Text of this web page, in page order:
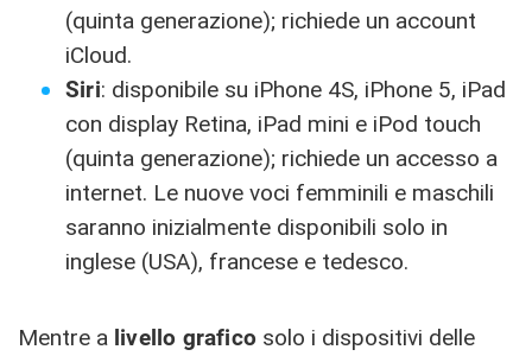
(quinta generazione); richiede un account
iCloud.
Siri: disponibile su iPhone 4S, iPhone 5, iPad
con display Retina, iPad mini e iPod touch
(quinta generazione); richiede un accesso a
internet. Le nuove voci femminili e maschili
saranno inizialmente disponibili solo in
inglese (USA), francese e tedesco.
Mentre a livello grafico solo i dispositivi delle